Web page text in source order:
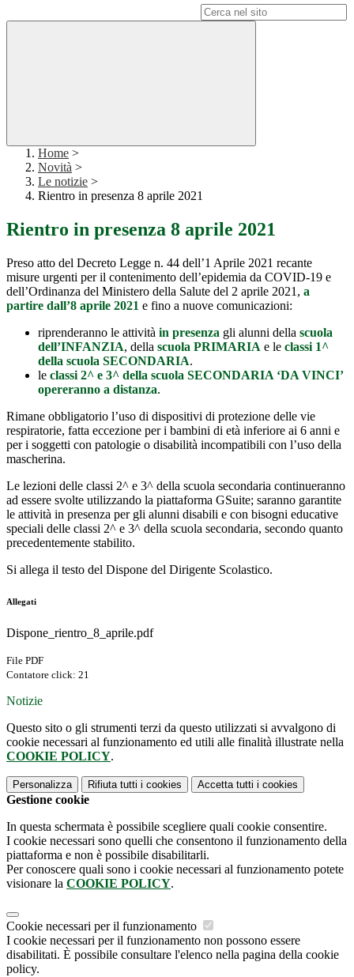
Home >
Novità >
Le notizie >
Rientro in presenza 8 aprile 2021
Rientro in presenza 8 aprile 2021
Preso atto del Decreto Legge n. 44 dell’1 Aprile 2021 recante
misure urgenti per il contenimento dell’epidemia da COVID-19 e
dell’Ordinanza del Ministero della Salute del 2 aprile 2021, a
partire dall’8 aprile 2021 e fino a nuove comunicazioni:
riprenderanno le attività in presenza gli alunni della scuola
dell’INFANZIA, della scuola PRIMARIA e le classi 1^
della scuola SECONDARIA.
le classi 2^ e 3^ della scuola SECONDARIA ‘DA VINCI’
opereranno a distanza.
Rimane obbligatorio l’uso di dispositivi di protezione delle vie
respiratorie, fatta eccezione per i bambini di età inferiore ai 6 anni e
per i soggetti con patologie o disabilità incompatibili con l’uso della
mascherina.
Le lezioni delle classi 2^ e 3^ della scuola secondaria continueranno
ad essere svolte utilizzando la piattaforma GSuite; saranno garantite
le attività in presenza per gli alunni disabili e con bisogni educative
speciali delle classi 2^ e 3^ della scuola secondaria, secondo quanto
precedentemente stabilito.
Si allega il testo del Dispone del Dirigente Scolastico.
Allegati
Dispone_rientro_8_aprile.pdf
File PDF
Contatore click: 21
Notizie
Questo sito o gli strumenti terzi da questo utilizzati si avvalgono di
cookie necessari al funzionamento ed utili alle finalità illustrate nella
COOKIE POLICY.
Personalizza Rifiuta tutti i cookies Accetta tutti i cookies
Gestione cookie
In questa schermata è possibile scegliere quali cookie consentire.
I cookie necessari sono quelli che consentono il funzionamento della
piattaforma e non è possibile disabilitarli.
Per conoscere quali sono i cookie necessari al funzionamento potete
visionare la COOKIE POLICY.
Cookie necessari per il funzionamento
I cookie necessari per il funzionamento non possono essere
disabilitati. È possibile consultare l'elenco nella pagina della cookie
policy.